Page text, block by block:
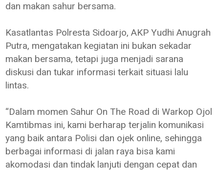
dan makan sahur bersama.
Kasatlantas Polresta Sidoarjo, AKP Yudhi Anugrah
Putra, mengatakan kegiatan ini bukan sekadar
makan bersama, tetapi juga menjadi sarana
diskusi dan tukar informasi terkait situasi lalu
lintas.
“Dalam momen Sahur On The Road di Warkop Ojol
Kamtibmas ini, kami berharap terjalin komunikasi
yang baik antara Polisi dan ojek online, sehingga
berbagai informasi di jalan raya bisa kami
akomodasi dan tindak lanjuti dengan cepat dan